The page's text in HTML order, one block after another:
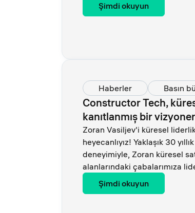
Şimdi okuyun
Haberler Basın
Constructor Tech,
kanıtlanmış bir
Zoran Vasiljev'i küresel
heyecanlıyız! Yaklaşık 30
deneyimiyle, Zoran küresel
alanlarındaki çabalarımıza
Şimdi okuyun